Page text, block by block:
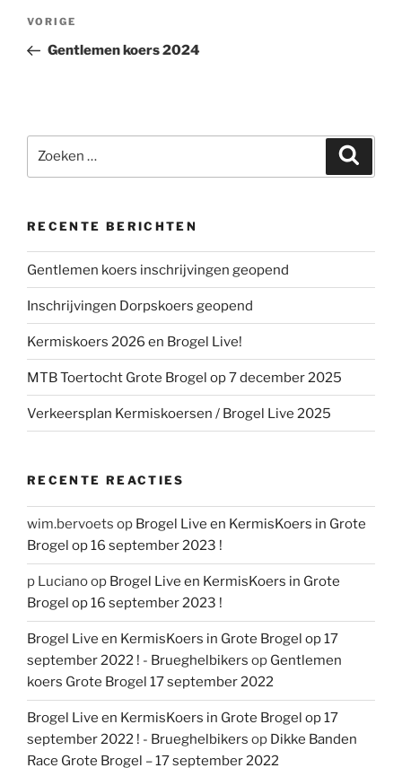
Bericht
Vorig
bericht
VORIGE
Gentlemen koers 2024
naar:
RECENTE BERICHTEN
Gentlemen koers inschrijvingen geopend
Inschrijvingen Dorpskoers geopend
Kermiskoers 2026 en Brogel Live!
MTB Toertocht Grote Brogel op 7 december 2025
Verkeersplan Kermiskoersen / Brogel Live 2025
RECENTE REACTIES
wim.bervoets op Brogel Live en KermisKoers in Grote
Brogel op 16 september 2023 !
p Lucianoop Brogel Live en KermisKoers in Grote
Brogel op 16 september 2023 !
Brogel Live en KermisKoers in Grote Brogel op 17
september 2022 ! - Brueghelbikers op Gentlemen
koers Grote Brogel 17 september 2022
Brogel Live en KermisKoers in Grote Brogel op 17
september 2022 ! - Brueghelbikers op Dikke Banden
Race Grote Brogel – 17 september 2022